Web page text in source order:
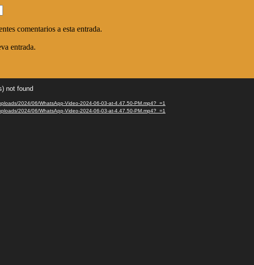
comentarios a esta entrada.
entrada.
not found
2024/06/WhatsApp-Video-2024-06-03-at-4.47.50-PM.mp4?_=1
2024/06/WhatsApp-Video-2024-06-03-at-4.47.50-PM.mp4?_=1